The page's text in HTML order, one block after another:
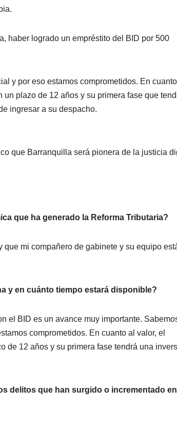
haber logrado un empréstito del BID por 500
y por eso estamos comprometidos. En cuanto
plazo de 12 años y su primera fase que
ingresar a su despacho.
que Barranquilla será pionera de la justicia
que ha generado la Reforma Tributaria?
mi compañero de gabinete y su equipo
y en cuánto tiempo estará disponible?
el BID es un avance muy importante.
comprometidos. En cuanto al valor, el
de 12 años y su primera fase tendrá una
delitos que han surgido o incrementado